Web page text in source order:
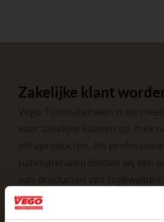
Zakelijke klant
Vego Tuinmaterialen is de
voor zakelijke klanten op zoek
infraproducten. Als
tuinmaterialen bieden wij een
aan producten van
zakelijke mogelijkheden